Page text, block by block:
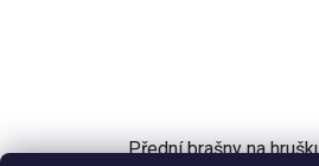
Přední brašny na